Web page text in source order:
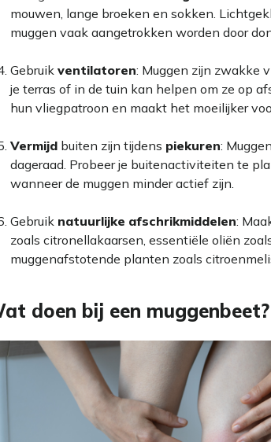
mouwen, lange broeken en sokken.
muggen vaak aangetrokken worden door
Gebruik ventilatoren: Muggen zijn zwakke
je terras of in de tuin kan helpen om ze op
hun vliegpatroon en maakt het moeilijker
Vermijd buiten zijn tijdens piekuren:
dageraad. Probeer je buitenactiviteiten te
wanneer de muggen minder actief zijn.
Gebruik natuurlijke afschrikmiddelen:
zoals citronellakaarsen, essentiële oliën
muggenafstotende planten zoals
doen bij een muggenbeet?